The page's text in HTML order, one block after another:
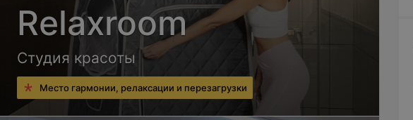
Relaxroom
Студия красоты
Место гармонии, релаксации и перезагрузки